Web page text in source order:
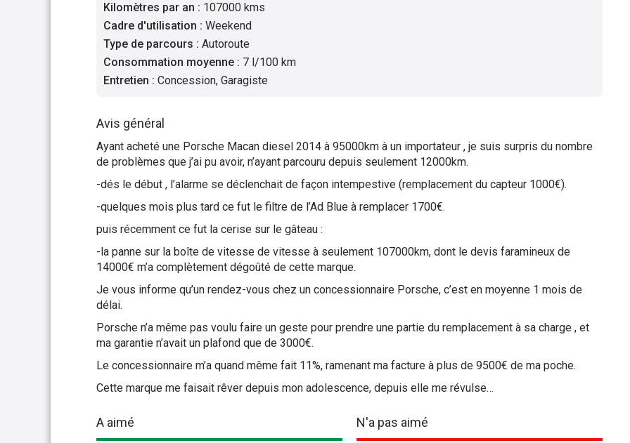
Kilomètres par an : 107000 kms
Cadre d'utilisation : Weekend
Type de parcours : Autoroute
Consommation moyenne : 7 l/100 km
Entretien : Concession, Garagiste
Avis général
Ayant acheté une Porsche Macan diesel 2014 à 95000km à un importateur , je suis surpris du nombre
de problèmes que j’ai pu avoir, n’ayant parcouru depuis seulement 12000km.
-dés le début , l’alarme se déclenchait de façon intempestive (remplacement du capteur 1000€).
-quelques mois plus tard ce fut le filtre de l’Ad Blue à remplacer 1700€.
puis récemment ce fut la cerise sur le gâteau :
-la panne sur la boîte de vitesse de vitesse à seulement 107000km, dont le devis faramineux de
14000€ m’a complètement dégoûté de cette marque.
Je vous informe qu’un rendez-vous chez un concessionnaire Porsche, c’est en moyenne 1 mois de
délai.
Porsche n’a même pas voulu faire un geste pour prendre une partie du remplacement à sa charge , et
ma garantie n’avait un plafond que de 3000€.
Le concessionnaire m’a quand même fait 11%, ramenant ma facture à plus de 9500€ de ma poche.
Cette marque me faisait rêver depuis mon adolescence, depuis elle me révulse…
A aimé N'a pas aimé